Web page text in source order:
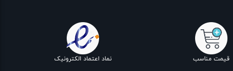
قیمت مناسب نماد اعتماد الکترونیک